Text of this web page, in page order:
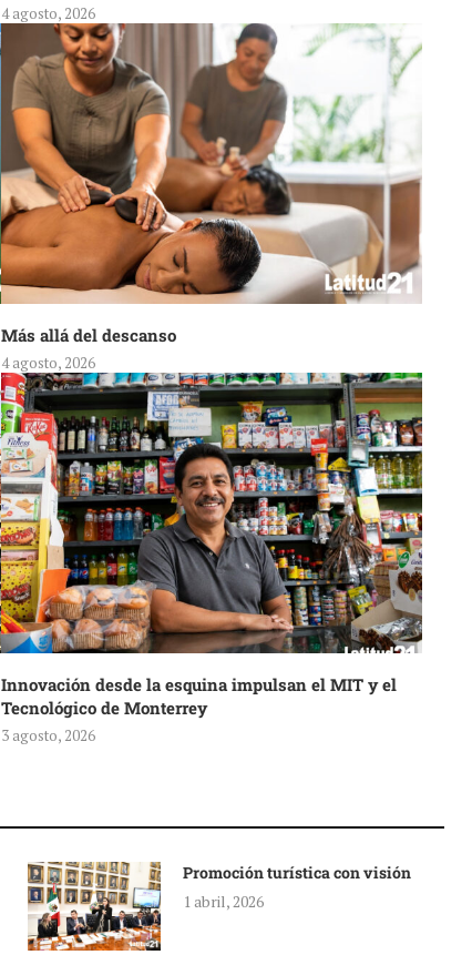
4 agosto, 2026
Más allá del descanso
4 agosto, 2026
Innovación desde la esquina impulsan el MIT y el
Tecnológico de Monterrey
3 agosto, 2026
Promoción turística con visión
1 abril, 2026